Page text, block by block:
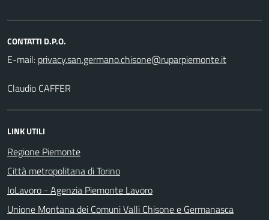
CONTATTI D.P.O.
E-mail:
Claudio CAFFER
LINK UTILI
Regione Piemonte
Città metropolitana di Torino
IoLavoro - Agenzia Piemonte Lavoro
Unione Montana dei Comuni Valli Chisone e Germanasca